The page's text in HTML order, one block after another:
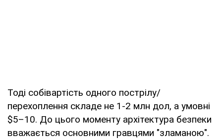
Тоді собівартість одного пострілу/
перехоплення складе не 1-2 млн дол, а умовні
$5–10. До цього моменту архітектура безпеки
вважається основними гравцями "зламаною".